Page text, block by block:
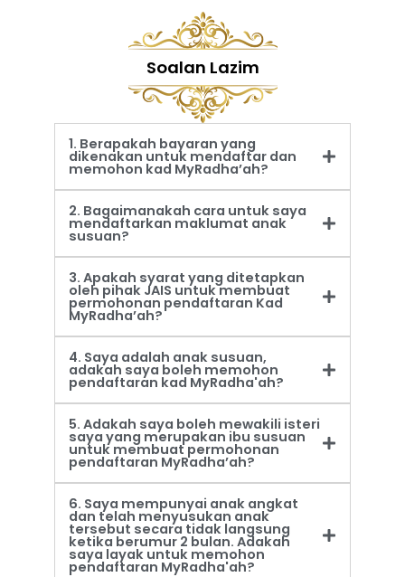
Soalan Lazim
1. Berapakah bayaran yang
dikenakan untuk mendaftar dan
memohon kad MyRadha’ah?
2. Bagaimanakah cara untuk saya
mendaftarkan maklumat anak
susuan?
3. Apakah syarat yang ditetapkan
oleh pihak JAIS untuk membuat
permohonan pendaftaran Kad
MyRadha’ah?
4. Saya adalah anak susuan,
adakah saya boleh memohon
pendaftaran kad MyRadha'ah?
5. Adakah saya boleh mewakili isteri
saya yang merupakan ibu susuan
untuk membuat permohonan
pendaftaran MyRadha’ah?
6. Saya mempunyai anak angkat
dan telah menyusukan anak
tersebut secara tidak langsung
ketika berumur 2 bulan. Adakah
saya layak untuk memohon
pendaftaran MyRadha'ah?